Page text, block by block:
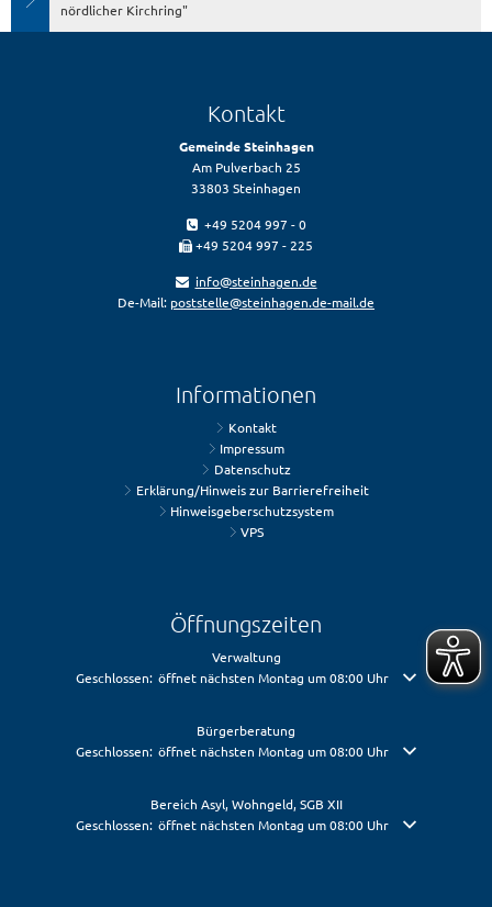
nördlicher Kirchring"
Kontakt
Gemeinde Steinhagen
Am Pulverbach 25
33803 Steinhagen
+49 5204 997 - 0
+49 5204 997 - 225
info@steinhagen.de
De-Mail: poststelle@steinhagen.de-mail.de
Informationen
Kontakt
Impressum
Datenschutz
Erklärung/Hinweis zur Barrierefreiheit
Hinweisgeberschutzsystem
VPS
Öffnungszeiten
Verwaltung
Klicken, um weitere Öffnungs- oder Schließzeiten auszublenden
Geschlossen: öffnet nächsten Montag um 08:00 Uhr
Bürgerberatung
Klicken, um weitere Öffnungs- oder Schließzeiten auszublenden
Geschlossen: öffnet nächsten Montag um 08:00 Uhr
Bereich Asyl, Wohngeld, SGB XII
Klicken, um weitere Öffnungs- oder Schließzeiten auszublenden
Geschlossen: öffnet nächsten Montag um 08:00 Uhr